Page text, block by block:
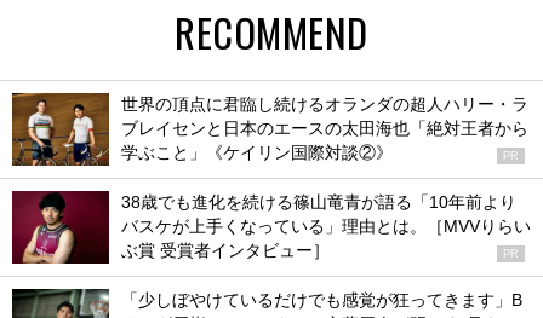
RECOMMEND
世界の頂点に君臨し続けるオランダの超人ハリー・ラ
ブレイセンと日本のエースの太田海也「絶対王者から
学ぶこと」《ケイリン国際対談②》
PR
38歳でも進化を続ける篠山竜青が語る「10年前より
バスケが上手くなっている」理由とは。［MVVりらい
ぶ賞 受賞者インタビュー］
PR
「少しぼやけているだけでも感覚が狂ってきます」B